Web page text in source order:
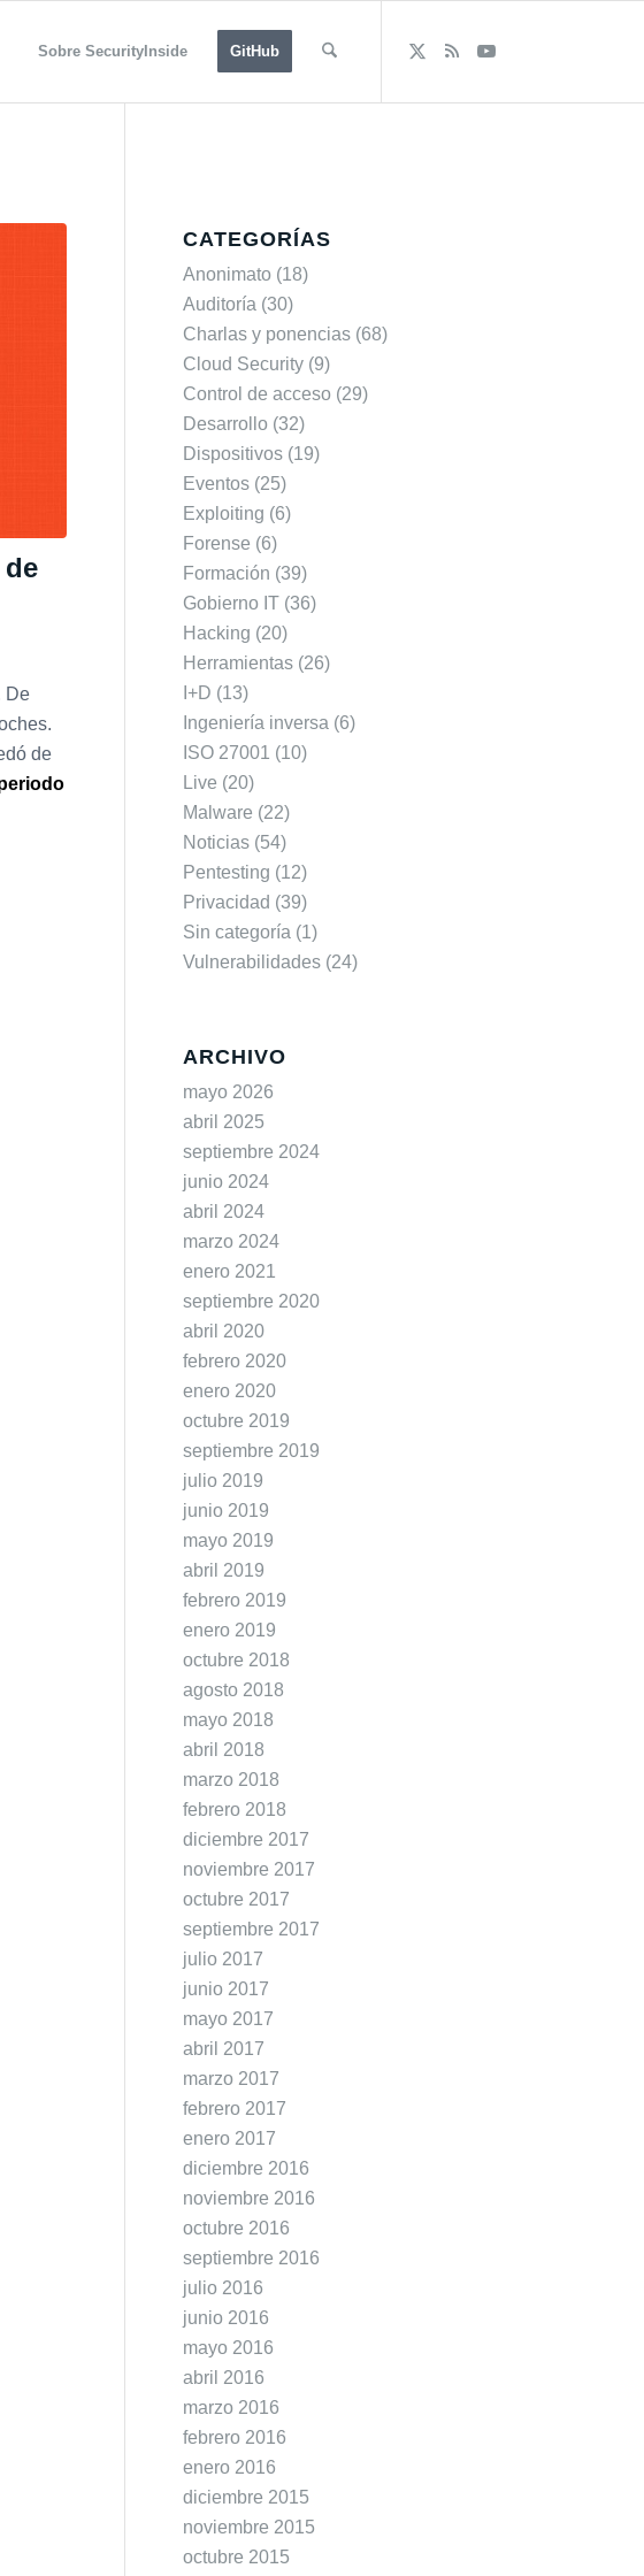
Sobre SecurityInside GitHub
De
de
CATEGORÍAS
Anonimato (18)
Auditoría (30)
Charlas y ponencias (68)
Cloud Security (9)
Control de acceso (29)
Desarrollo (32)
Dispositivos (19)
Eventos (25)
Exploiting (6)
Forense (6)
Formación (39)
Gobierno IT (36)
Hacking (20)
Herramientas (26)
I+D (13)
Ingeniería inversa (6)
ISO 27001 (10)
Live (20)
Malware (22)
Noticias (54)
Pentesting (12)
Privacidad (39)
Sin categoría (1)
Vulnerabilidades (24)
ARCHIVO
mayo 2026
abril 2025
septiembre 2024
junio 2024
abril 2024
marzo 2024
enero 2021
septiembre 2020
abril 2020
febrero 2020
enero 2020
octubre 2019
septiembre 2019
julio 2019
junio 2019
mayo 2019
abril 2019
febrero 2019
enero 2019
octubre 2018
agosto 2018
mayo 2018
abril 2018
marzo 2018
febrero 2018
diciembre 2017
noviembre 2017
octubre 2017
septiembre 2017
julio 2017
junio 2017
mayo 2017
abril 2017
marzo 2017
febrero 2017
enero 2017
diciembre 2016
noviembre 2016
octubre 2016
septiembre 2016
julio 2016
junio 2016
mayo 2016
abril 2016
marzo 2016
febrero 2016
enero 2016
diciembre 2015
noviembre 2015
octubre 2015